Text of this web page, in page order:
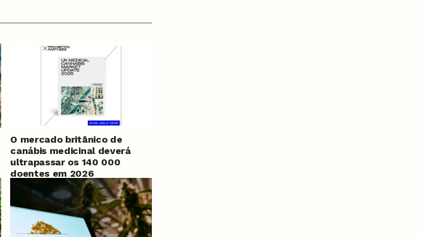
O mercado britânico de
canábis medicinal deverá
ultrapassar os 140 000
doentes em 2026